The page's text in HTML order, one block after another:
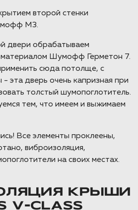
второй стенки
М3.
двери обрабатываем
Шумофф Герметон 7.
сюда потолще, с
эта дверь очень капризная при
толстый шумопоглотитель.
тем, что имеем и выжимаем
Все элементы проклеены,
виброизоляция,
на своих местах.
КРЫШИ
V-CLASS